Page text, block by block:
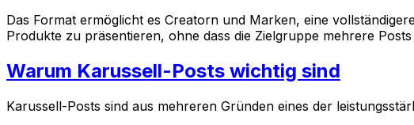
Das Format ermöglicht es Creatorn und Marken, eine
Produkte zu präsentieren, ohne dass die Zielgruppe mehrere
Warum Karussell-Posts wichtig sind
Karussell-Posts sind aus mehreren Gründen eines der